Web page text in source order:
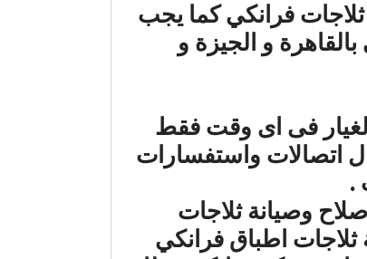
فرانكي كما يجب
و الجيزة و
قطع الغيار فى اى وقت فقط
اتصالات واستفسارات
.
وصيانة ثلاجات
اطباق فرانكي